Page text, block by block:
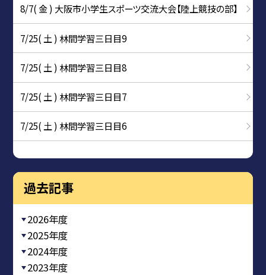
8/7( 金 ) 大阪市小学生スポーツ交流大会【陸上競技の部】
7/25( 土 ) 林間学習三日目9
7/25( 土 ) 林間学習三日目8
7/25( 土 ) 林間学習三日目7
7/25( 土 ) 林間学習三日目6
過去記事
2026年度
2025年度
2024年度
2023年度